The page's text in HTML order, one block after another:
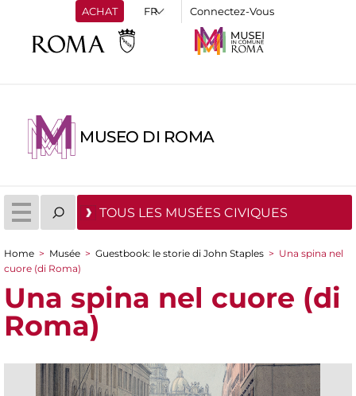
ACHAT Connectez-Vous
MUSEO DI ROMA
TOUS LES MUSÉES CIVIQUES
You are here
Home > Musée > Guestbook: le storie di John Staples > Una spina nel
cuore (di Roma)
Una spina nel cuore (di
Roma)